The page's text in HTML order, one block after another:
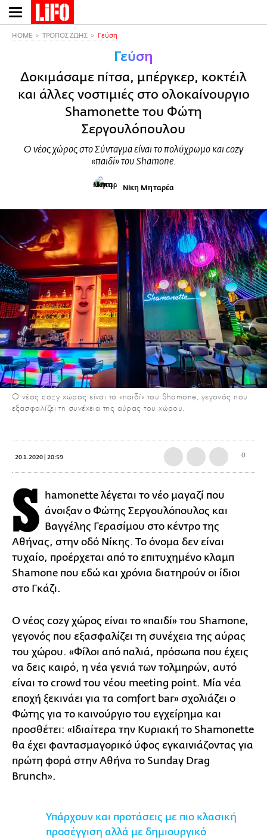
Παράκαμψη
προς
HOME ΤΡΟΠΟΣ ΖΩΗΣ Γεύση
Γεύση
Δοκιμάσαμε πίτσα, μπέργκερ, κοκτέιλ
και άλλες νοστιμιές στο ολοκαίνουργιο
Shamonette του Φώτη
Σεργουλόπουλου
Ο νέος χώρος στο Σύνταγμα είναι το πολύχρωμο και cozy
«παιδί» του Shamone.
Νίκη Μηταρέα
Ο νέος cozy χώρος είναι το «παιδί» του Shamone, γεγονός που
εξασφαλίζει τη συνέχεια της αύρας του χώρου.
20.1.2020 | 20:59 0
S
hamonette λέγεται το νέο μαγαζί που
άνοιξαν ο Φώτης Σεργουλόπουλος και
Βαγγέλης Γερασίμου στο κέντρο της
Αθήνας, στην οδό Νίκης. Το όνομα δεν είναι
τυχαίο, προέρχεται από το επιτυχημένο κλαμπ
Shamone που εδώ και χρόνια διατηρούν οι ίδιοι
στο Γκάζι.
Ο νέος cozy χώρος είναι το «παιδί» του Shamone,
γεγονός που εξασφαλίζει τη συνέχεια της αύρας
του χώρου. «Φίλοι από παλιά, πρόσωπα που έχεις
να δεις καιρό, η νέα γενιά των τολμηρών, αυτό
είναι το crowd του νέου meeting point. Μία νέα
εποχή ξεκινάει για τα comfort bar» σχολιάζει ο
Φώτης για το καινούργιο του εγχείρημα και
προσθέτει: «Ιδιαίτερα την Κυριακή το Shamonette
θα έχει φαντασμαγορικό ύφος εγκαινιάζοντας για
πρώτη φορά στην Αθήνα το Sunday Drag
Brunch».
Υπάρχουν και προτάσεις με πιο κλασική
προσέγγιση αλλά με δημιουργικό